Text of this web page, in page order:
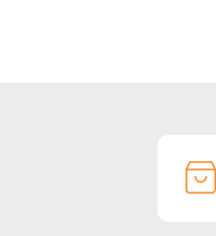
Ürün fiyatı diğer